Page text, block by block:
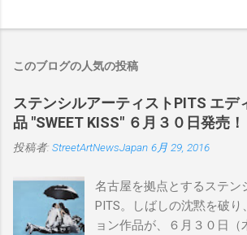
このブログの人気の投稿
ステンシルアーティストPITS エデ
品 "SWEET KISS" ６月３０日発売！
投稿者: StreetArtNewsJapan 6月 29, 2016
名古屋を拠点とするステン
PITS。しばしの沈黙を破
ョン作品が、６月３０日（